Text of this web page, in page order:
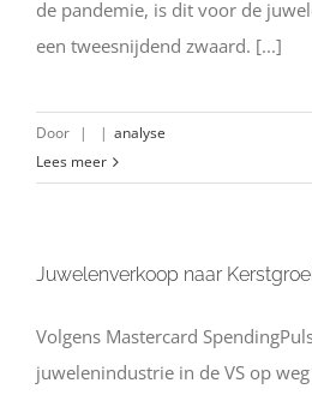
de pandemie, is dit voor de
een tweesnijdend zwaard. [...]
Door | | analyse
Lees meer
Juwelenverkoop naar Kerstgroei
Volgens Mastercard
juwelenindustrie in de VS op